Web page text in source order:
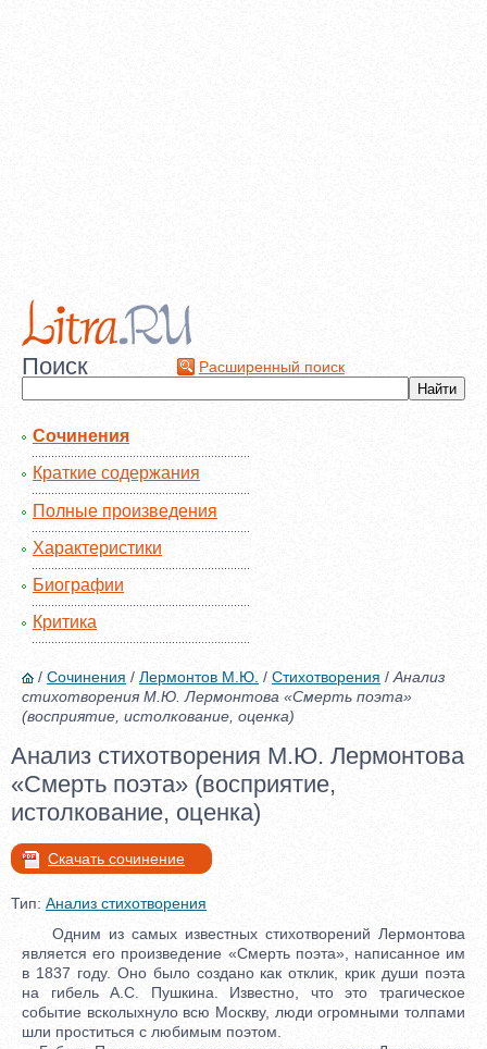
Поиск Расширенный поиск
Сочинения
Краткие содержания
Полные произведения
Характеристики
Биографии
Критика
/ Сочинения / Лермонтов М.Ю. / Стихотворения / Анализ
стихотворения М.Ю. Лермонтова «Смерть поэта»
(восприятие, истолкование, оценка)
Анализ стихотворения М.Ю. Лермонтова
«Смерть поэта» (восприятие,
истолкование, оценка)
Скачать сочинение
Тип: Анализ стихотворения
Одним из самых известных стихотворений Лермонтова
является его произведение «Смерть поэта», написанное им
в 1837 году. Оно было создано как отклик, крик души поэта
на гибель А.С. Пушкина. Известно, что это трагическое
событие всколыхнуло всю Москву, люди огромными толпами
шли проститься с любимым поэтом.